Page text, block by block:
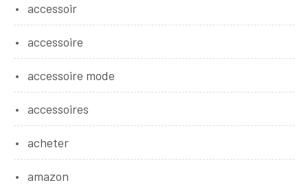
accessoir
accessoire
accessoire mode
accessoires
acheter
amazon